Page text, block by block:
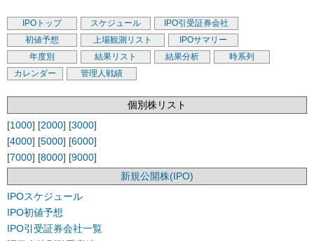
IPOトップ スケジュール
IPO引受証券会社
初値予想
上場観測リスト
IPOサマリー
年度別
結果リスト 結果分析
時系列
カレンダー
管理人戦績
個別株リスト
[1000] [2000] [3000]
[4000] [5000] [6000]
[7000] [8000] [9000]
新規公開株(IPO)
IPOスケジュール
IPO初値予想
IPO引受証券会社一覧